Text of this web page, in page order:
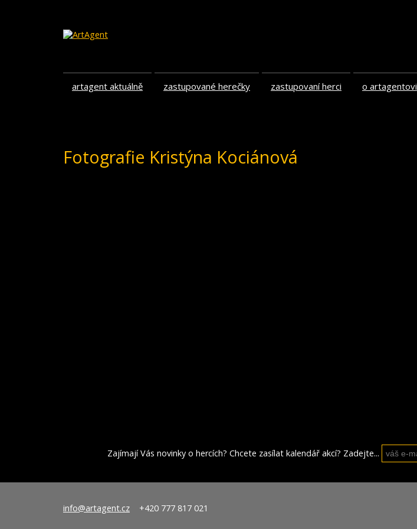
artagent aktuálně zastupované herečky zastupovaní herci o artagentovi
Fotografie Kristýna Kociánová
Zajímají Vás novinky o hercích? Chcete zasílat kalendář akcí? Zadejte...
info@artagent.cz +420 777 817 021